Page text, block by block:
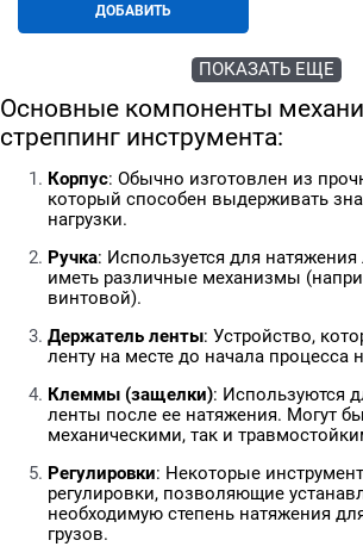
ДОБАВИТЬ
ПОКАЗАТЬ ЕЩЕ
Основные компоненты
стреппинг инструмента:
Корпус: Обычно изготовлен из
который способен выдерживать
нагрузки.
Ручка: Используется для
иметь различные механизмы
винтовой).
Держатель ленты: Устройство,
ленту на месте до начала процесса
Клеммы (защелки): Используются
ленты после ее натяжения. Могут
механическими, так и
Регулировки: Некоторые
регулировки, позволяющие
необходимую степень натяжения
грузов.